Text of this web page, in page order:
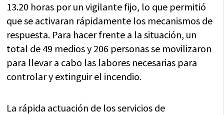
13.20 horas por un vigilante fijo, lo que permitió
que se activaran rápidamente los mecanismos de
respuesta. Para hacer frente a la situación, un
total de 49 medios y 206 personas se movilizaron
para llevar a cabo las labores necesarias para
controlar y extinguir el incendio.
La rápida actuación de los servicios de